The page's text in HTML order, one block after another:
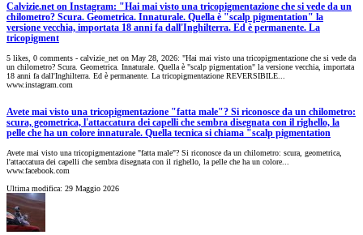
Calvizie.net on Instagram: "Hai mai visto una tricopigmentazione che si vede da un
chilometro? Scura. Geometrica. Innaturale. Quella è "scalp pigmentation" la
versione vecchia, importata 18 anni fa dall'Inghilterra. Ed è permanente. La
tricopigment
5 likes, 0 comments - calvizie_net on May 28, 2026: "Hai mai visto una tricopigmentazione che si vede da
un chilometro? Scura. Geometrica. Innaturale. Quella è "scalp pigmentation" la versione vecchia, importata
18 anni fa dall'Inghilterra. Ed è permanente. La tricopigmentazione REVERSIBILE...
www.instagram.com
Avete mai visto una tricopigmentazione "fatta male"? Si riconosce da un chilometro:
scura, geometrica, l'attaccatura dei capelli che sembra disegnata con il righello, la
pelle che ha un colore innaturale. Quella tecnica si chiama "scalp pigmentation
Avete mai visto una tricopigmentazione "fatta male"? Si riconosce da un chilometro: scura, geometrica,
l'attaccatura dei capelli che sembra disegnata con il righello, la pelle che ha un colore...
www.facebook.com
Ultima modifica: 29 Maggio 2026